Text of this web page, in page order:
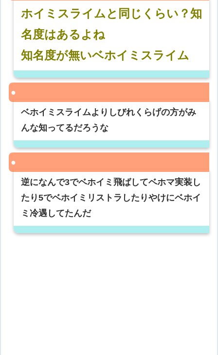
ホイミスライムと同じくらい？知
名度はあるよね
知名度が無いベホイミスライム
ベホイミスライムよりしびれくらげの方がみ
んな知ってるだろうな
逆になんで3でベホイミ飛ばしてベホマ実装し
たり5でベホイミリストラしたりやけにベホイ
ミ冷遇してたんだ